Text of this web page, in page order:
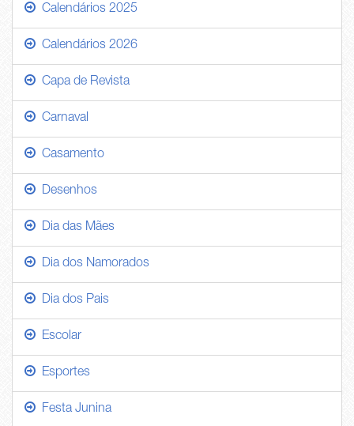
Calendários 2025
Calendários 2026
Capa de Revista
Carnaval
Casamento
Desenhos
Dia das Mães
Dia dos Namorados
Dia dos Pais
Escolar
Esportes
Festa Junina